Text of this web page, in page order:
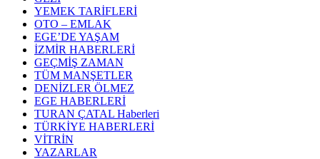
YEMEK TARİFLERİ
OTO – EMLAK
EGE’DE YAŞAM
İZMİR HABERLERİ
GEÇMİŞ ZAMAN
TÜM MANŞETLER
DENİZLER ÖLMEZ
EGE HABERLERİ
TURAN ÇATAL Haberleri
TÜRKİYE HABERLERİ
VİTRİN
YAZARLAR